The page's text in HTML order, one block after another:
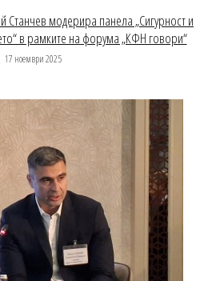
Станчев модерира панела „Сигурност и
в рамките на форума „КФН говори“
17 ноември 2025